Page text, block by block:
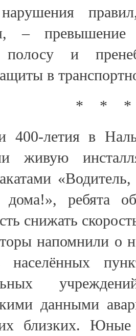
–
полосу и
в
* * *
400-летия в
живую
ребята
снижать
напомнили о
населённых
данными
близких. Юные